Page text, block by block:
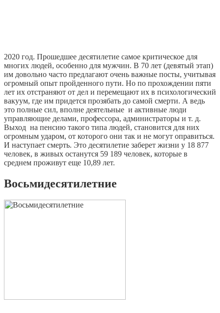
2020 год. Прошедшее десятилетие самое критическое для
многих людей, особенно для мужчин. В 70 лет (девятый этап)
им довольно часто предлагают очень важные посты, учитывая
огромный опыт пройденного пути. Но по прохождении пяти
лет их отстраняют от дел и перемещают их в психологический
вакуум, где им придется прозябать до самой смерти. А ведь
это полные сил, вполне деятельные и активные люди
управляющие делами, профессора, администраторы и т. д.
Выход на пенсию такого типа людей, становится для них
огромным ударом, от которого они так и не могут оправиться.
И наступает смерть. Это десятилетие заберет жизни у 18 877
человек, в живых останутся 59 189 человек, которые в
среднем проживут еще 10,89 лет.
Восьмидесятилетние